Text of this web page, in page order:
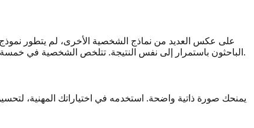
على عكس العديد من نماذج الشخصية الأخرى، لم يتطور
الباحثون باستمرار إلى نفس النتيجة. تتلخص الشخصية في خمسة عوامل واسعة. وهذا ينطبق عبر الثقافات واللغات والأعمار. وهذا يجعل نموذج العوامل الخمسة الكبرى أداة قوية وصالحة علمياً لتقييم الشخصية.
يمنحك صورة ذاتية واضحة. استخدمه في اختياراتك المهنية،